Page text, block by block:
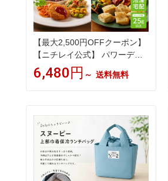
【最大2,500円OFFクーポン】
【ニチレイ公式】 パワーデリ
6食・8食・10食セット 冷凍弁
当 高たんぱく質 冷凍 お弁当
弁当 和食 洋食 中華 ニチレイ
フーズ 自宅療養 おいしい 美味
しい リモートワーク
6,480円 ～ 送料無料